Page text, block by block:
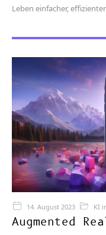
Leben einfacher,
14. August 2023 KI
Augmented